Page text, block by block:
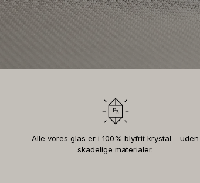
Alle vores glas er i 100% blyfrit krystal – uden
skadelige materialer.